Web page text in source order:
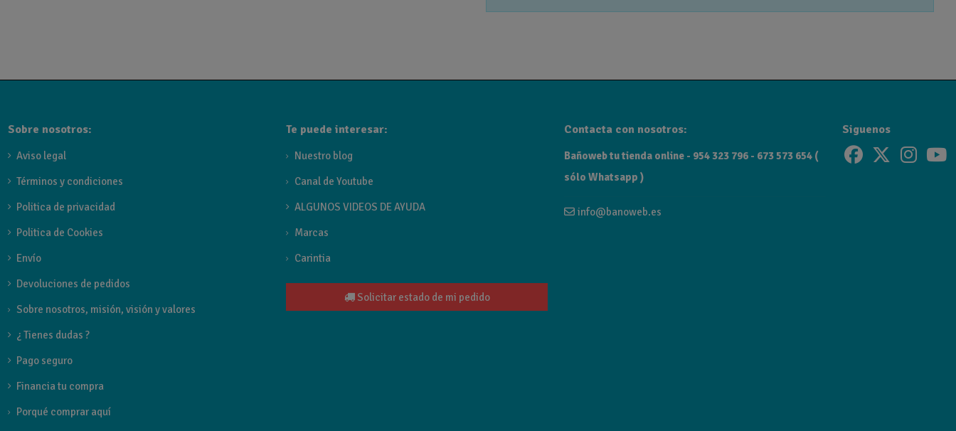
Sobre nosotros:
Aviso legal
Términos y condiciones
Politica de privacidad
Politica de Cookies
Envío
Devoluciones de pedidos
Sobre nosotros, misión, visión y valores
¿ Tienes dudas ?
Pago seguro
Financia tu compra
Porqué comprar aquí
Te puede interesar:
Nuestro blog
Canal de Youtube
ALGUNOS VIDEOS DE AYUDA
Marcas
Carintia
Solicitar estado de mi pedido
Contacta con nosotros:
Bañoweb tu tienda online - 954 323 796 - 673 573 654 (
sólo Whatsapp )
info@banoweb.es
Siguenos